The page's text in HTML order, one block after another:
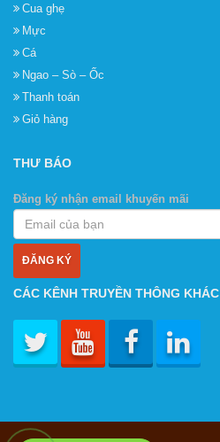
Cua ghẹ
Mực
Cá
Ngao – Sò – Ốc
Thanh toán
Giỏ hàng
THƯ BÁO
Đăng ký nhận email khuyến mãi
CÁC KÊNH TRUYỀN THÔNG KHÁC